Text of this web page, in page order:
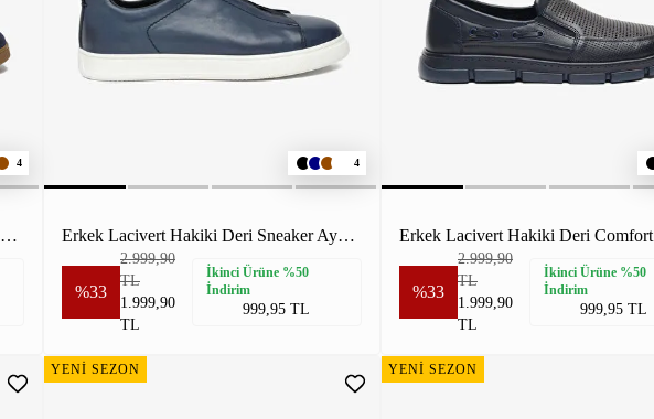
4
Erkek Lacivert Hakiki Deri Sneaker Ayakkabı
4
Erkek Lacivert Hakiki Deri Sneaker Ayakkabı
%33
2.999,90
TL
1.999,90
TL
İkinci Ürüne %50
İndirim
999,95 TL
%33
2.999,90
TL
1.999,90
TL
İkinci Ürüne %50
İndirim
999,95 TL
YENİ SEZON YENİ SEZON